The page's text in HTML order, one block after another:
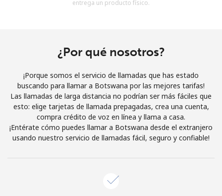
Al abrir una cuenta en este sitio web, estoy de acuerdo con
Únete
¡Hola!
Inicia sesión o REGÍSTRATE →
entrega un producto físico.
¿Por qué nosotros?
¡Porque somos el servicio de llamadas que has estado
buscando para llamar a Botswana por las mejores tarifas!
Las llamadas de larga distancia no podrían ser más fáciles que
esto: elige tarjetas de llamada prepagadas, crea una cuenta,
compra crédito de voz en línea y llama a casa.
¡Entérate cómo puedes llamar a Botswana desde el extranjero
usando nuestro servicio de llamadas fácil, seguro y confiable!